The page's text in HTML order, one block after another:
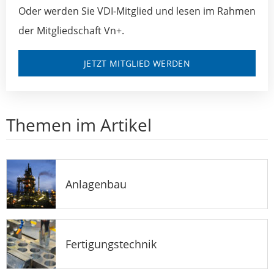
Oder werden Sie VDI-Mitglied und lesen im Rahmen
der Mitgliedschaft Vn+.
JETZT MITGLIED WERDEN
Themen im Artikel
Anlagenbau
Fertigungstechnik